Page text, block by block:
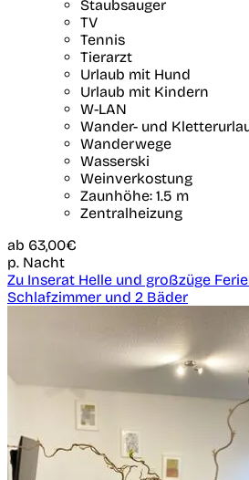
Staubsauger
TV
Tennis
Tierarzt
Urlaub mit Hund
Urlaub mit Kindern
W-LAN
Wander- und
Wanderwege
Wasserski
Weinverkostung
Zaunhöhe: 1.5 m
Zentralheizung
ab 63,00€
p. Nacht
Zu Inserat Helle und großzüge
Schlafzimmer und 2 Bäder